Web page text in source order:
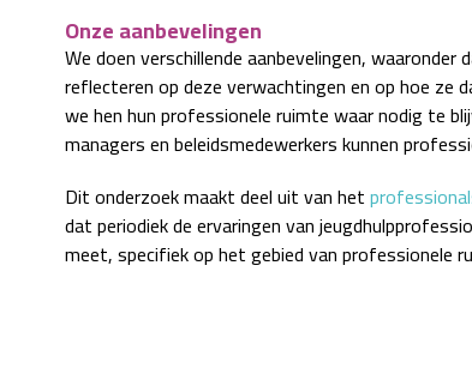
Onze aanbevelingen
We doen verschillende aanbevelingen,
reflecteren op deze verwachtingen en op hoe ze
we hen hun professionele ruimte waar nodig te
managers en beleidsmedewerkers kunnen
Dit onderzoek maakt deel uit van het
dat periodiek de ervaringen van
meet, specifiek op het gebied van professionele